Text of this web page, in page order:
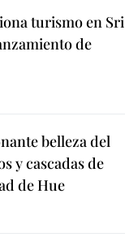
turismo en Sri
de
belleza del
y cascadas de
de Hue